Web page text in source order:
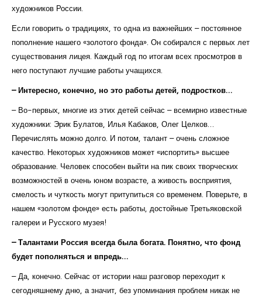
художников России.
Если говорить о традициях, то одна из важнейших – постоянное
пополнение нашего «золотого фонда». Он собирался с первых лет
существования лицея. Каждый год по итогам всех просмотров в
него поступают лучшие работы учащихся.
– Интересно, конечно, но это работы детей, подростков…
– Во-первых, многие из этих детей сейчас – всемирно известные
художники: Эрик Булатов, Илья Кабаков, Олег Целков…
Перечислять можно долго. И потом, талант – очень сложное
качество. Некоторых художников может «испортить» высшее
образование. Человек способен выйти на пик своих творческих
возможностей в очень юном возрасте, а живость восприятия,
смелость и чуткость могут притупиться со временем. Поверьте, в
нашем «золотом фонде» есть работы, достойные Третьяковской
галереи и Русского музея!
– Талантами Россия всегда была богата. Понятно, что фонд
будет пополняться и впредь…
– Да, конечно. Сейчас от истории наш разговор переходит к
сегодняшнему дню, а значит, без упоминания проблем никак не